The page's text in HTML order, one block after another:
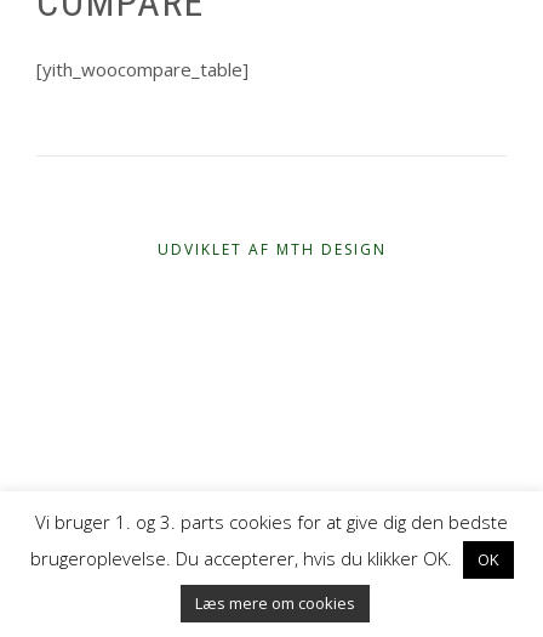
[yith_woocompare_table]
UDVIKLET AF MTH DESIGN
Vi bruger 1. og 3. parts cookies for at give dig den bedste
brugeroplevelse. Du accepterer, hvis du klikker OK.
OK
Læs mere om cookies